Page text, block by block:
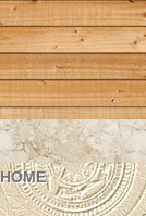
HOME